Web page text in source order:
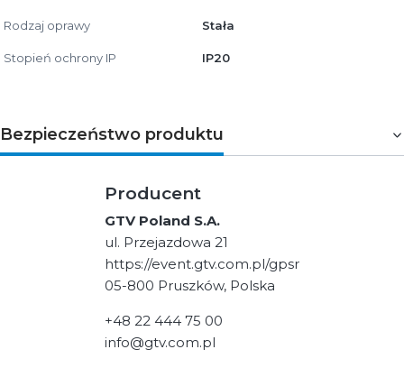
Rodzaj oprawy Stała
Stopień ochrony IP IP20
Bezpieczeństwo produktu
Producent
GTV Poland S.A.
ul. Przejazdowa 21
https://event.gtv.com.pl/gpsr
05-800 Pruszków, Polska
+48 22 444 75 00
info@gtv.com.pl